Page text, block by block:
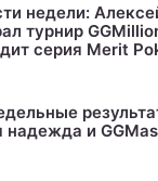
недели:
турнир
серия Merit
надежда и